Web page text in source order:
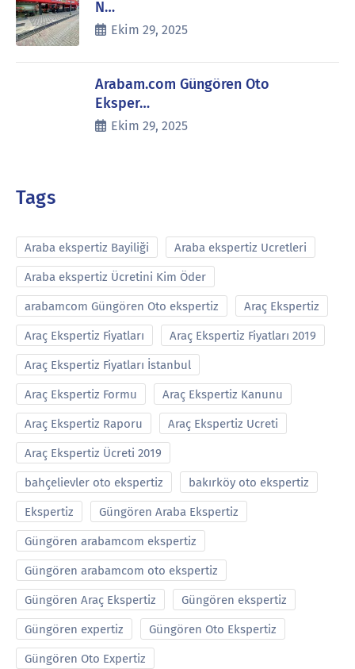
N…
Ekim 29, 2025
Arabam.com Güngören Oto
Eksper…
Ekim 29, 2025
Tags
Araba ekspertiz Bayiliği Araba ekspertiz Ucretleri
Araba ekspertiz Ücretini Kim Öder
arabamcom Güngören Oto ekspertiz Araç Ekspertiz
Araç Ekspertiz Fiyatları Araç Ekspertiz Fiyatları 2019
Araç Ekspertiz Fiyatları İstanbul
Araç Ekspertiz Formu Araç Ekspertiz Kanunu
Araç Ekspertiz Raporu Araç Ekspertiz Ucreti
Araç Ekspertiz Ücreti 2019
bahçelievler oto ekspertiz bakırköy oto ekspertiz
Ekspertiz Güngören Araba Ekspertiz
Güngören arabamcom ekspertiz
Güngören arabamcom oto ekspertiz
Güngören Araç Ekspertiz Güngören ekspertiz
Güngören expertiz Güngören Oto Ekspertiz
Güngören Oto Expertiz